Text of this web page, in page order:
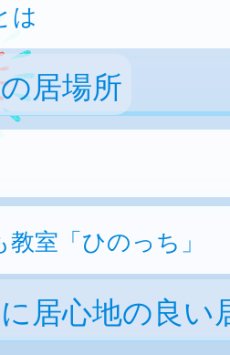
は
居場所
室「ひのっち」
居心地の良い